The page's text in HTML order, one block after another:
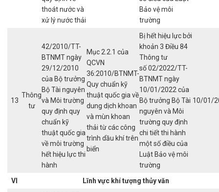
thoát nước và
xử lý nước thải
Bảo vệ môi
trường
13
Thông
tư
42/2010/TT-
BTNMT ngày
29/12/2010
của Bộ trưởng
Bộ Tài nguyên
và Môi trường
quy định quy
chuẩn kỹ
thuật quốc gia
về môi trường
hết hiệu lực thi
hành
Mục 2.2.1 của
QCVN
36:2010/BTNMT-
Quy chuẩn kỹ
thuật quốc gia về
dung dịch khoan
và mùn khoan
thải từ các công
trình dầu khí trên
biển
Bị hết hiệu lực bởi
khoản 3 Điều 84
Thông tư
số 02/2022/TT-
BTNMT ngày
10/01/2022 của
Bộ trưởng Bộ Tài
nguyên và Môi
trường quy định
chi tiết thi hành
một số điều của
Luật Bảo vệ môi
trường
10/01/
VI Lĩnh vực khí tượng thủy văn